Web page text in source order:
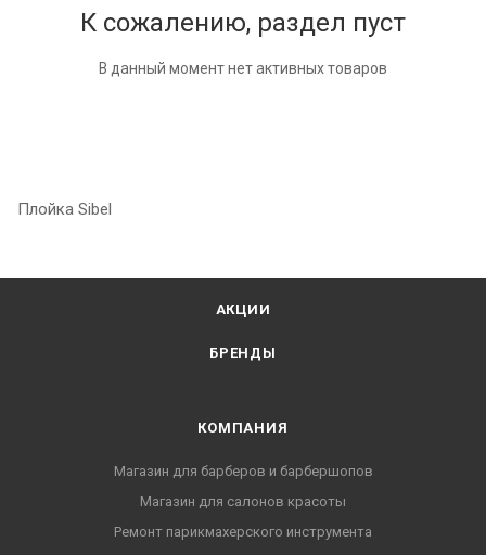
К сожалению, раздел пуст
В данный момент нет активных товаров
Плойка Sibel
АКЦИИ
БРЕНДЫ
КОМПАНИЯ
Магазин для барберов и барбершопов
Магазин для салонов красоты
Ремонт парикмахерского инструмента